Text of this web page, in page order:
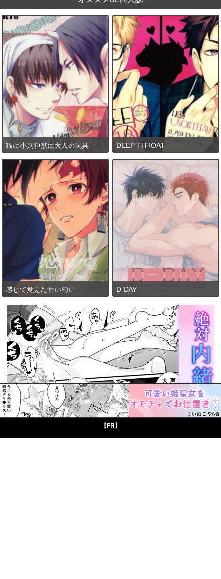
【PR】
猫に小判神獣に大人の玩具 DEEP THROAT
感じて覚えた甘い匂い D-DAY